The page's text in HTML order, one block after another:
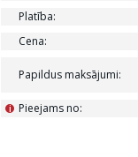
Platība:
Cena:
Papildus maksājumi:
Pieejams no:
i